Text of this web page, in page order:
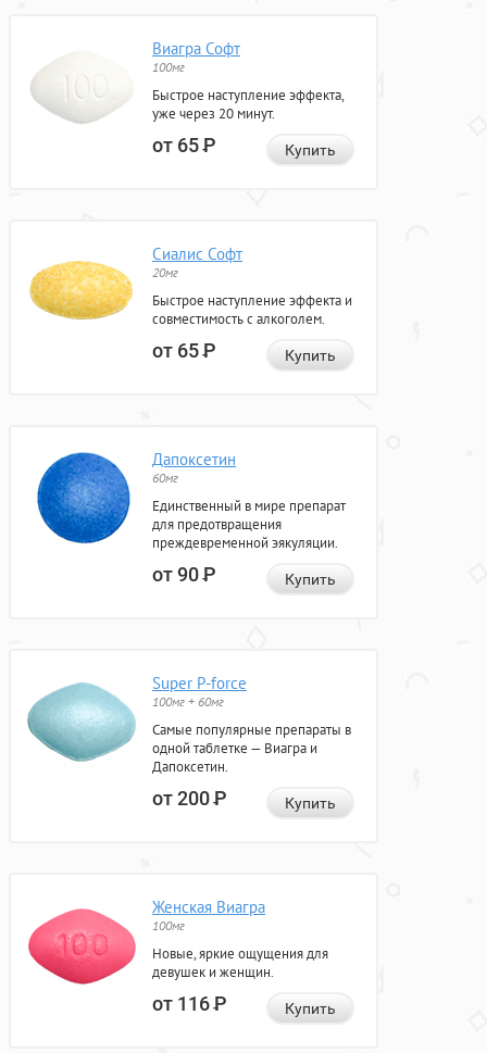
Виагра Софт
100мг
Быстрое наступление эффекта,
уже через 20 минут.
от 65Р Купить
Сиалис Софт
20мг
Быстрое наступление эффекта и
совместимость с алкоголем.
от 65Р Купить
Дапоксетин
60мг
Единственный в мире препарат
для предотвращения
преждевременной эякуляции.
от 90Р Купить
Super P-force
100мг + 60мг
Самые популярные препараты в
одной таблетке — Виагра и
Дапоксетин.
от 200Р Купить
Женская Виагра
100мг
Новые, яркие ощущения для
девушек и женщин.
от 116Р Купить